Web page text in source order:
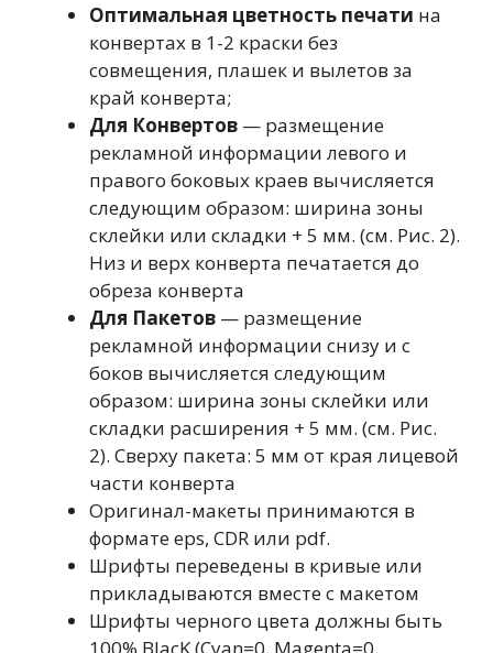
Оптимальная цветность печати на
конвертах в 1-2 краски без
совмещения, плашек и вылетов за
край конверта;
Для Конвертов — размещение
рекламной информации левого и
правого боковых краев вычисляется
следующим образом: ширина зоны
склейки или складки + 5 мм. (см. Рис. 2).
Низ и верх конверта печатается до
обреза конверта
Для Пакетов — размещение
рекламной информации снизу и с
боков вычисляется следующим
образом: ширина зоны склейки или
складки расширения + 5 мм. (см. Рис.
2). Сверху пакета: 5 мм от края лицевой
части конверта
Оригинал-макеты принимаются в
формате eps, CDR или pdf.
Шрифты переведены в кривые или
прикладываются вместе с макетом
Шрифты черного цвета должны быть
100% BlacK (Cyan=0, Magenta=0,